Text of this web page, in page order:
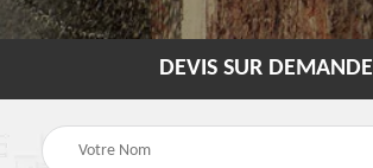
DEVIS SUR DEMANDE